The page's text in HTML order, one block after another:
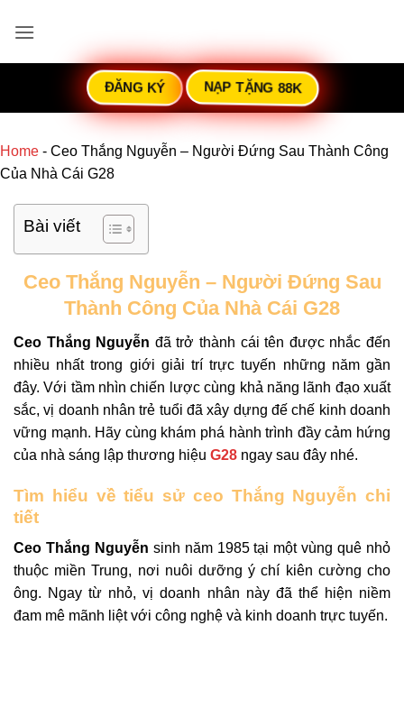
qua
ĐĂNG KÝ NẠP TẶNG 88K
Home - Ceo Thắng Nguyễn – Người Đứng Sau Thành Công
Của Nhà Cái G28
Bài viết
Ceo Thắng Nguyễn – Người Đứng Sau
Thành Công Của Nhà Cái G28
Ceo Thắng Nguyễn đã trở thành cái tên được nhắc đến
nhiều nhất trong giới giải trí trực tuyến những năm gần
đây. Với tầm nhìn chiến lược cùng khả năng lãnh đạo xuất
sắc, vị doanh nhân trẻ tuổi đã xây dựng đế chế kinh doanh
vững mạnh. Hãy cùng khám phá hành trình đầy cảm hứng
của nhà sáng lập thương hiệu G28 ngay sau đây nhé.
Tìm hiểu về tiểu sử ceo Thắng Nguyễn chi
tiết
Ceo Thắng Nguyễn sinh năm 1985 tại một vùng quê nhỏ
thuộc miền Trung, nơi nuôi dưỡng ý chí kiên cường cho
ông. Ngay từ nhỏ, vị doanh nhân này đã thể hiện niềm
đam mê mãnh liệt với công nghệ và kinh doanh trực tuyến.